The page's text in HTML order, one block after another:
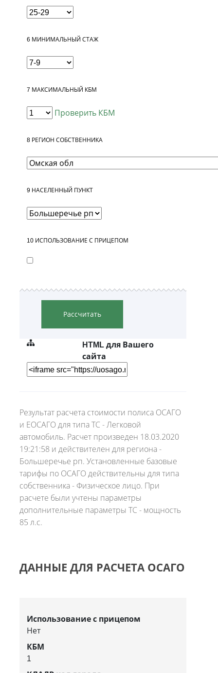
6 МИНИМАЛЬНЫЙ СТАЖ
7 МАКСИМАЛЬНЫЙ КБМ
Проверить КБМ
8 РЕГИОН СОБСТВЕННИКА
9 НАСЕЛЕННЫЙ ПУНКТ
10 ИСПОЛЬЗОВАНИЕ С ПРИЦЕПОМ
Рассчитать
HTML для Вашего
сайта
Результат расчета стоимости полиса ОСАГО
и ЕОСАГО для типа ТС - Легковой
автомобиль. Расчет произведен 18.03.2020
19:21:58 и действителен для региона -
Большеречье рп. Установленные базовые
тарифы по ОСАГО действительны для типа
собственника - Физическое лицо. При
расчете были учтены параметры
дополнительные параметры ТС - мощность
85 л.с.
ДАННЫЕ ДЛЯ РАСЧЕТА ОСАГО
Использование с прицепом
Нет
КБМ
1